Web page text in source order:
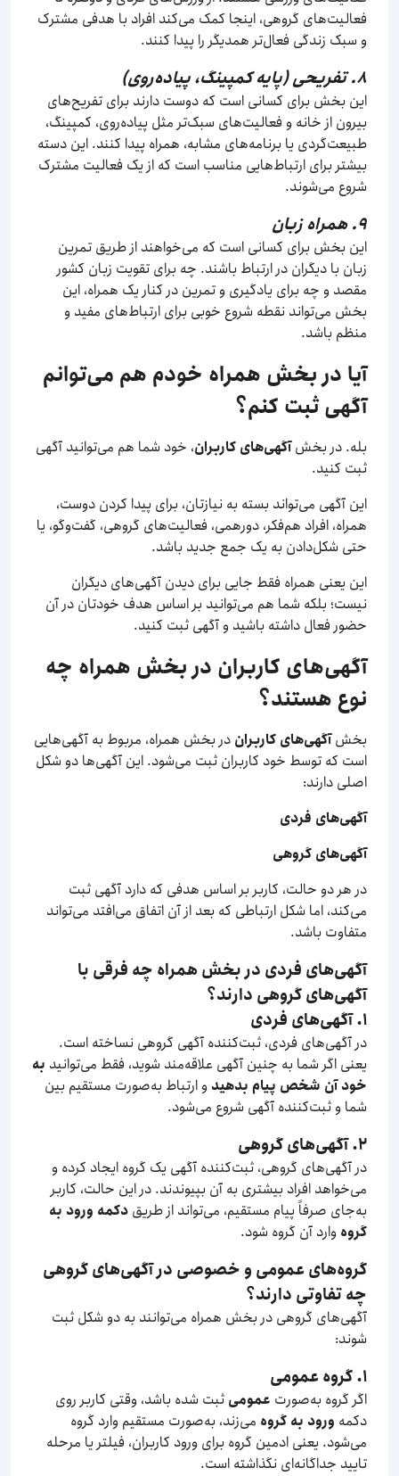
فعالیت‌های گروهی، اینجا کمک می‌کند افراد با هدفی مشترک
و سبک زندگی فعال‌تر همدیگر را پیدا کنند.
۸. تفریحی (پایه کمپینگ، پیاده‌روی)
این بخش برای کسانی است که دوست دارند برای تفریح‌های
بیرون از خانه و فعالیت‌های سبک‌تر مثل پیاده‌روی، کمپینگ،
طبیعت‌گردی یا برنامه‌های مشابه، همراه پیدا کنند. این دسته
بیشتر برای ارتباط‌هایی مناسب است که از یک فعالیت مشترک
شروع می‌شوند.
۹. همراه زبان
این بخش برای کسانی است که می‌خواهند از طریق تمرین
زبان با دیگران در ارتباط باشند. چه برای تقویت زبان کشور
مقصد و چه برای یادگیری و تمرین در کنار یک همراه، این
بخش می‌تواند نقطه شروع خوبی برای ارتباط‌های مفید و
منظم باشد.
آیا در بخش همراه خودم هم می‌توانم
آگهی ثبت کنم؟
بله. در بخشآگهی‌های کاربران، خود شما هم می‌توانید آگهی
ثبت کنید.
این آگهی می‌تواند بسته به نیازتان، برای پیدا کردن دوست،
همراه، افراد هم‌فکر، دورهمی، فعالیت‌های گروهی، گفت‌وگو، یا
حتی شکل‌دادن به یک جمع جدید باشد.
این یعنی همراه فقط جایی برای دیدن آگهی‌های دیگران
نیست؛ بلکه شما هم می‌توانید بر اساس هدف خودتان در آن
حضور فعال داشته باشید و آگهی ثبت کنید.
آگهی‌های کاربران در بخش همراه چه
نوع هستند؟
بخشآگهی‌های کاربران در بخش همراه، مربوط به آگهی‌هایی
است که توسط خود کاربران ثبت می‌شود. این آگهی‌ها دو شکل
اصلی دارند:
آگهی‌های فردی
آگهی‌های گروهی
در هر دو حالت، کاربر بر اساس هدفی که دارد آگهی ثبت
می‌کند، اما شکل ارتباطی که بعد از آن اتفاق می‌افتد می‌تواند
متفاوت باشد.
آگهی‌های فردی در بخش همراه چه فرقی با
آگهی‌های گروهی دارند؟
۱. آگهی‌های فردی
در آگهی‌های فردی، ثبت‌کننده آگهی گروهی نساخته است.
یعنی اگر شما به چنین آگهی‌ علاقه‌مند شوید، فقط می‌توانید به
خود آن شخص پیام بدهید و ارتباط به‌صورت مستقیم بین
شما و ثبت‌کننده آگهی شروع می‌شود.
۲. آگهی‌های گروهی
در آگهی‌های گروهی، ثبت‌کننده آگهی یک گروه ایجاد کرده و
می‌خواهد افراد بیشتری به آن بپیوندند. در این حالت، کاربر
به‌جای صرفاً پیام مستقیم، می‌تواند از طریق دکمه ورود به
گروه وارد آن گروه شود.
گروه‌های عمومی و خصوصی در آگهی‌های گروهی
چه تفاوتی دارند؟
آگهی‌های گروهی در بخش همراه می‌توانند به دو شکل ثبت
شوند:
۱. گروه عمومی
اگر گروه به‌صورت عمومی ثبت شده باشد، وقتی کاربر روی
دکمه ورود به گروه می‌زند، به‌صورت مستقیم وارد گروه
می‌شود. یعنی ادمین گروه برای ورود کاربران، فیلتر یا مرحله
تایید جداگانه‌ای نگذاشته است.